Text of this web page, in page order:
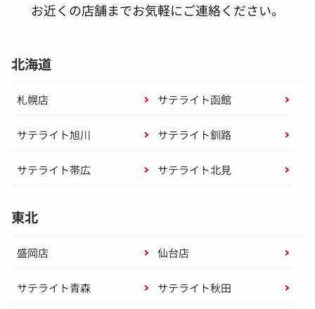
お近くの店舗までお気軽にご連絡ください。
北海道
札幌店 サテライト函館
サテライト旭川 サテライト釧路
サテライト帯広 サテライト北見
東北
盛岡店 仙台店
サテライト青森 サテライト秋田